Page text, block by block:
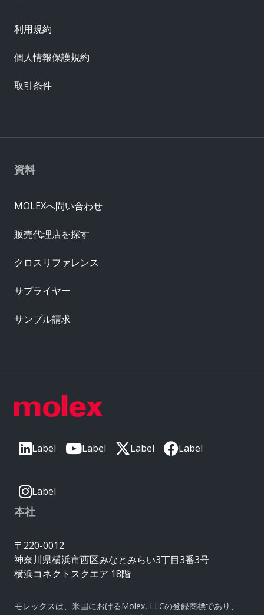
Label Label Label Label
Label
本社
〒220-0012
神奈川県横浜市西区みなとみらい3丁目3番3号
横浜コネクトスクエア 18階
モレックスは、米国におけるMolex, LLCの登録商標であり、
資料
MOLEXへ問い合わせ
販売代理店を探す
クロスリファレンス
サプライヤー
サンプル請求
利用規約
個人情報保護規約
取引条件